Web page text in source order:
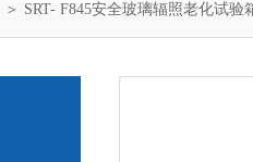
＞ SRT- F845安全玻璃辐照老化试验